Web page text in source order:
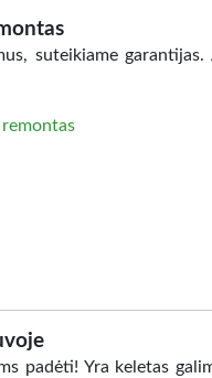
suteikiame garantijas.
padėti! Yra keletas